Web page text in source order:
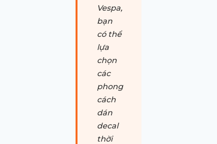
Vespa,
bạn
có thể
lựa
chọn
các
phong
cách
dán
decal
thời